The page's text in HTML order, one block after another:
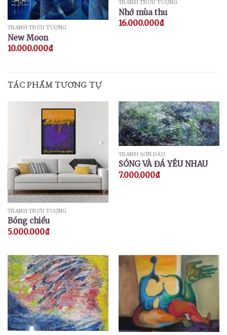
TRANH TRỪU TƯỢNG
New Moon
10.000.000₫
TRANH TRỪU TƯỢNG
Nhớ mùa thu
16.000.000₫
TÁC PHẨM TƯƠNG TỰ
TRANH TRỪU TƯỢNG
Bóng chiều
5.000.000₫
TRANH SƠN DẦU
SÓNG VÀ ĐÁ YÊU NHAU
7.000.000₫